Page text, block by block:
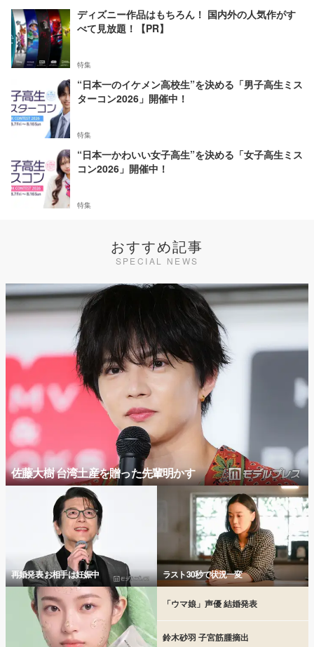
ディズニー作品はもちろん！ 国内外の人気作がす
べて見放題！【PR】
特集
“日本一のイケメン高校生”を決める「男子高生ミス
ターコン2026」開催中！
特集
“日本一かわいい女子高生”を決める「女子高生ミス
コン2026」開催中！
特集
おすすめ記事
SPECIAL NEWS
佐藤大樹 台湾土産を贈った先輩明かす
再婚発表 お相手は妊娠中 ラスト30秒で状況一変
「ウマ娘」声優 結婚発表
鈴木砂羽 子宮筋腫摘出